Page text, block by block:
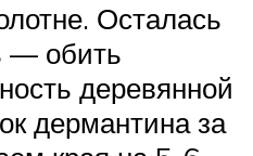
Осталась
— обить
деревянной
дермантина за